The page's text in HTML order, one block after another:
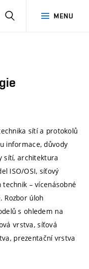
MENU
sítí a protokolů
informace, důvody
sítí, architektura
ISO/OSI, síťový
technik – vícenásobné
Rozbor úloh
s ohledem na
vrstva, síťová
prezentační vrstva